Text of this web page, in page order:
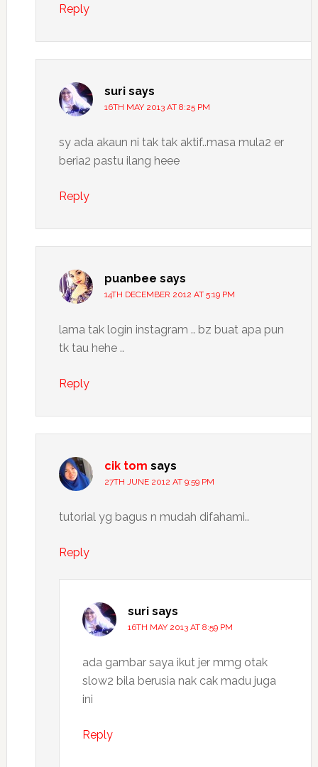
Reply
suri says
16TH MAY 2013 AT 8:25 PM
sy ada akaun ni tak tak aktif..masa mula2 er
beria2 pastu ilang heee
Reply
puanbee says
14TH DECEMBER 2012 AT 5:19 PM
lama tak login instagram .. bz buat apa pun
tk tau hehe ..
Reply
cik tom says
27TH JUNE 2012 AT 9:59 PM
tutorial yg bagus n mudah difahami..
Reply
suri says
16TH MAY 2013 AT 8:59 PM
ada gambar saya ikut jer mmg otak
slow2 bila berusia nak cak madu juga
ini
Reply